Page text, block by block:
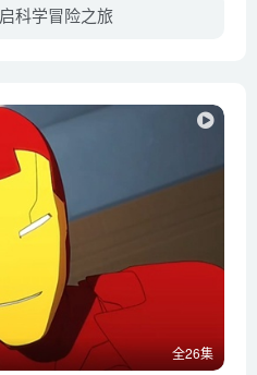
科学冒险之旅
全26集